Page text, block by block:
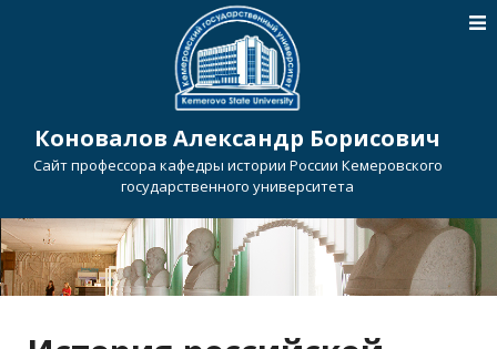
Коновалов Александр Борисович
Сайт профессора кафедры истории России Кемеровского
государственного университета